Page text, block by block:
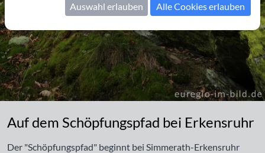
Auf dem Schöpfungspfad bei Erkensruhr
Der "Schöpfungspfad" beginnt bei Simmerath-Erkensruhr
Auswahl erlauben Alle Cookies erlauben